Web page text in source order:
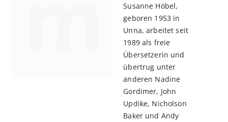
Susanne Höbel,
geboren 1953 in
Unna, arbeitet seit
1989 als freie
Übersetzerin und
übertrug unter
anderen Nadine
Gordimer, John
Updike, Nicholson
Baker und Andy